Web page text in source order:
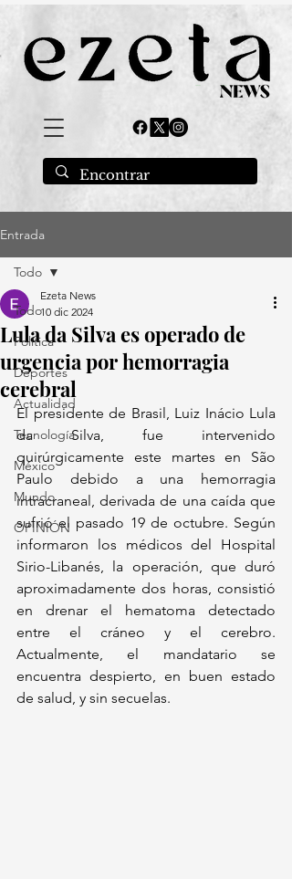
Entrada
Todo
Política
Deportes
Actualidad
Tecnología
México
Mundo
OPINIÓN
Todo
Lula da Silva es operado de
urgencia por hemorragia
cerebral
Ezeta News
10 dic 2024
El presidente de Brasil, Luiz Inácio Lula
da Silva, fue intervenido
quirúrgicamente este martes en São
Paulo debido a una hemorragia
intracraneal, derivada de una caída que
sufrió el pasado 19 de octubre. Según
informaron los médicos del Hospital
Sirio-Libanés, la operación, que duró
aproximadamente dos horas, consistió
en drenar el hematoma detectado
entre el cráneo y el cerebro.
Actualmente, el mandatario se
encuentra despierto, en buen estado
de salud, y sin secuelas.